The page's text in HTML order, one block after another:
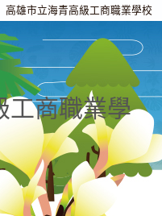
高雄市立海青高級工商職業學校
工商職業學